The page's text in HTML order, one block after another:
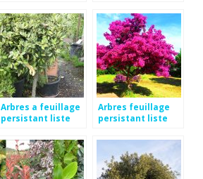
Arbres a feuillage
persistant liste
Arbres feuillage
persistant liste